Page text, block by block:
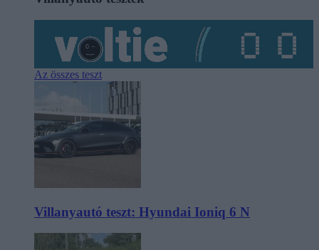
Az összes teszt
Villanyautó teszt: Hyundai Ioniq 6 N